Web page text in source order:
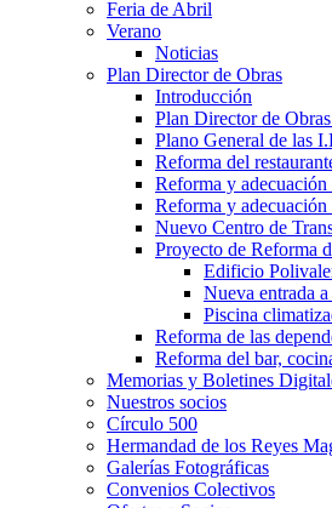
Feria de Abril
Verano
Noticias
Plan Director de Obras
Introducción
Plan Director de
Plano General de las
Reforma del
Reforma y
Reforma y
Nuevo Centro de
Proyecto de Reforma
Edificio
Nueva entrada
Piscina
Reforma de las
Reforma del bar,
Memorias y Boletines
Nuestros socios
Círculo 500
Hermandad de los Reyes
Galerías Fotográficas
Convenios Colectivos